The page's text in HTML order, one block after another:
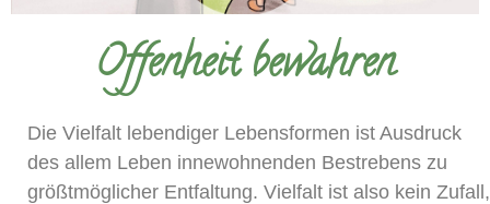
Offenheit bewahren
Die Vielfalt lebendiger Lebensformen ist Ausdruck
des allem Leben innewohnenden Bestrebens zu
größtmöglicher Entfaltung. Vielfalt ist also kein Zufall,